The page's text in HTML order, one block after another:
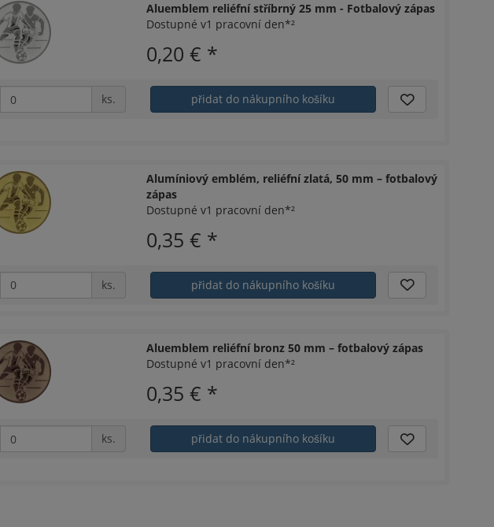
Aluemblem reliéfní stříbrný 25 mm - Fotbalový zápas
Dostupné v1 pracovní den*²
0,20 € *
ks. přidat do nákupního košíku
Alumíniový emblém, reliéfní zlatá, 50 mm – fotbalový
zápas
Dostupné v1 pracovní den*²
0,35 € *
ks. přidat do nákupního košíku
Aluemblem reliéfní bronz 50 mm – fotbalový zápas
Dostupné v1 pracovní den*²
0,35 € *
ks. přidat do nákupního košíku